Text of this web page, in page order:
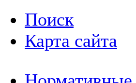
Поиск
Карта сайта